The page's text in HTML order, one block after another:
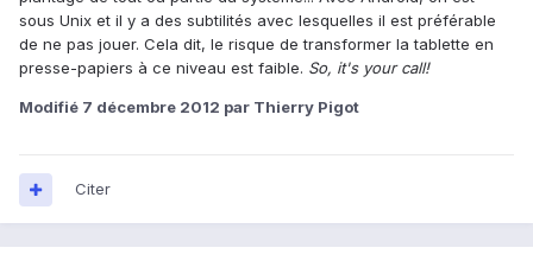
sous Unix et il y a des subtilités avec lesquelles il est préférable
de ne pas jouer. Cela dit, le risque de transformer la tablette en
presse-papiers à ce niveau est faible. So, it's your call!
Modifié 7 décembre 2012 par Thierry Pigot
Citer